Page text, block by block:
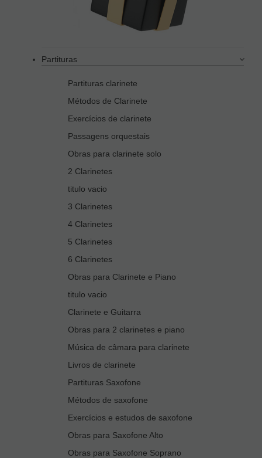
Partituras
Partituras clarinete
Métodos de Clarinete
Exercícios de clarinete
Passagens orquestais
Obras para clarinete solo
2 Clarinetes
titulo vacio
3 Clarinetes
4 Clarinetes
5 Clarinetes
6 Clarinetes
Obras para Clarinete e Piano
titulo vacio
Clarinete e Guitarra
Obras para 2 clarinetes e piano
Música de câmara para clarinete
Livros de clarinete
Partituras Saxofone
Métodos de saxofone
Exercícios e estudos de saxofone
Obras para Saxofone Alto
Obras para Saxofone Soprano